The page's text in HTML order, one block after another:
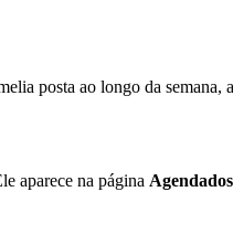
posta ao longo da semana,
aparece na página Agendados